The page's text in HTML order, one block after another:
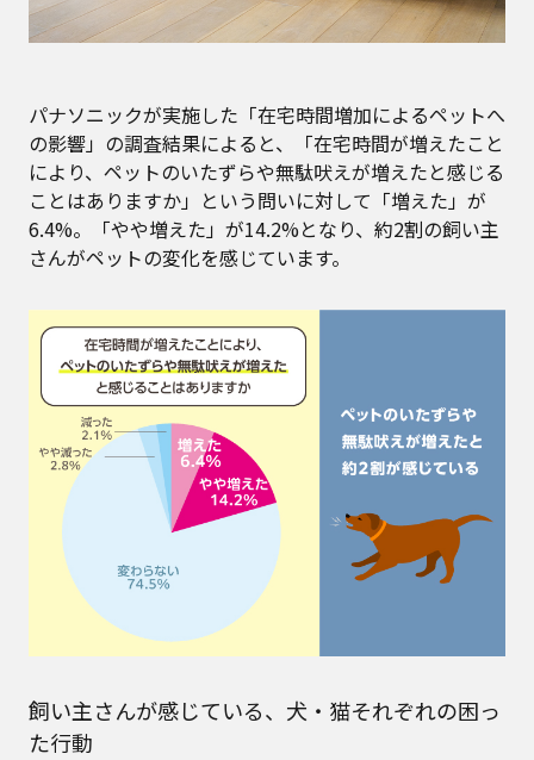
パナソニックが実施した「在宅時間増加によるペットへ
の影響」の調査結果によると、「在宅時間が増えたこと
により、ペットのいたずらや無駄吠えが増えたと感じる
ことはありますか」という問いに対して「増えた」が
6.4%。「やや増えた」が14.2%となり、約2割の飼い主
さんがペットの変化を感じています。
飼い主さんが感じている、犬・猫それぞれの困っ
た行動